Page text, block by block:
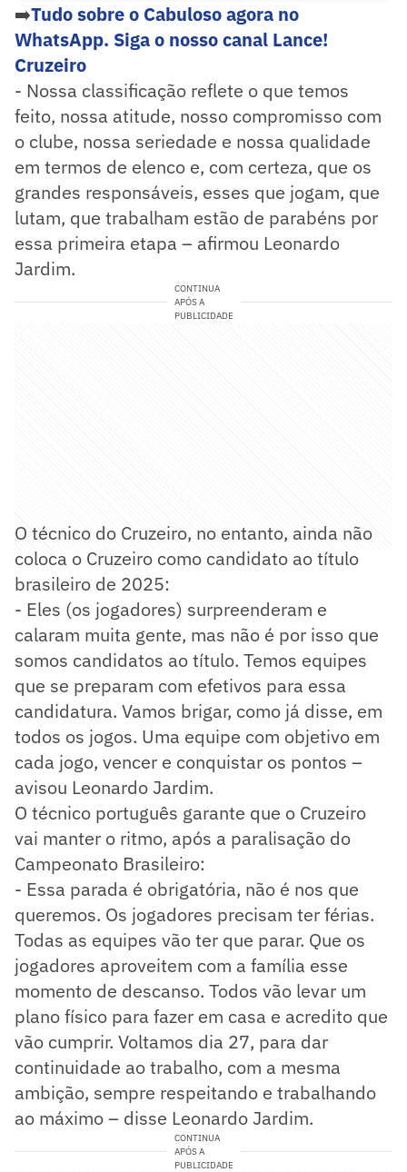
➡️Tudo sobre o Cabuloso agora no
WhatsApp. Siga o nosso canal Lance!
Cruzeiro
- Nossa classificação reflete o que temos
feito, nossa atitude, nosso compromisso com
o clube, nossa seriedade e nossa qualidade
em termos de elenco e, com certeza, que os
grandes responsáveis, esses que jogam, que
lutam, que trabalham estão de parabéns por
essa primeira etapa – afirmou Leonardo
Jardim.
CONTINUA
APÓS A
PUBLICIDADE
O técnico do Cruzeiro, no entanto, ainda não
coloca o Cruzeiro como candidato ao título
brasileiro de 2025:
- Eles (os jogadores) surpreenderam e
calaram muita gente, mas não é por isso que
somos candidatos ao título. Temos equipes
que se preparam com efetivos para essa
candidatura. Vamos brigar, como já disse, em
todos os jogos. Uma equipe com objetivo em
cada jogo, vencer e conquistar os pontos –
avisou Leonardo Jardim.
O técnico português garante que o Cruzeiro
vai manter o ritmo, após a paralisação do
Campeonato Brasileiro:
- Essa parada é obrigatória, não é nos que
queremos. Os jogadores precisam ter férias.
Todas as equipes vão ter que parar. Que os
jogadores aproveitem com a família esse
momento de descanso. Todos vão levar um
plano físico para fazer em casa e acredito que
vão cumprir. Voltamos dia 27, para dar
continuidade ao trabalho, com a mesma
ambição, sempre respeitando e trabalhando
ao máximo – disse Leonardo Jardim.
CONTINUA
APÓS A
PUBLICIDADE